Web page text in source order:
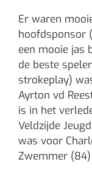
Er waren
hoofdsponsor
een mooie jas
de beste
strokeplay)
Ayrton vd
is in het
Veldzijde
was voor
Zwemmer